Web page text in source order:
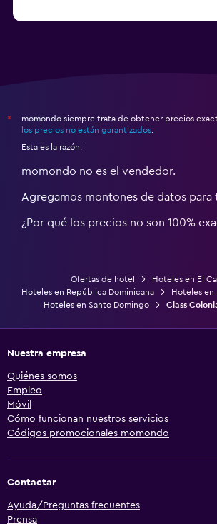
*
momondo siempre trata de obtener precios
los precios no están garantizados
Esta es la razón:
momondo no es el vendedor.
Agregamos montones de datos para
¿Por qué los precios no son 100%
Ofertas de hotel
Hoteles en El
Hoteles en República Dominicana
Hoteles en
Hoteles en Santo Domingo
Class
Nuestra empresa
Quiénes somos
Empleo
Móvil
Cómo funcionan nuestros servicios
Códigos promocionales momondo
Contactar
Ayuda/Preguntas frecuentes
Prensa